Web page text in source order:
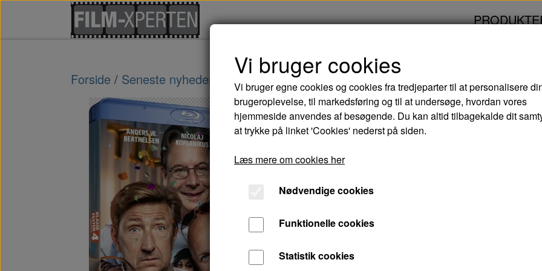
Forside Seneste nyheder og kommende film KLASSEFESTEN 4 - BLURAY
KLASSEFESTEN 4
144,00 kr.
I den danske komedie 'Klassefesten 4 -
Men, intet er som det plejer! Thomas er
Vi bruger cookies
Vi bruger egne cookies og cookies fra tredjeparter til at personalisere
brugeroplevelse, til markedsføring og til at undersøge, hvordan vores
hjemmeside anvendes af besøgende. Du kan altid tilbagekalde dit
at trykke på linket 'Cookies' nederst på siden.
Læs mere om cookies her
Nødvendige cookies
Funktionelle cookies
Statistik cookies